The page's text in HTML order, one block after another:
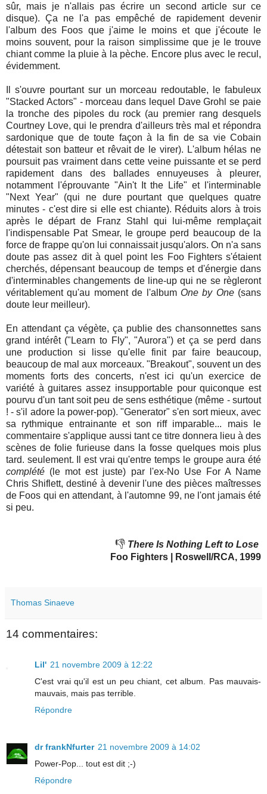
sûr, mais je n'allais pas écrire un second article sur ce
disque). Ça ne l'a pas empêché de rapidement devenir
l'album des Foos que j'aime le moins et que j'écoute le
moins souvent, pour la raison simplissime que je le trouve
chiant comme la pluie à la pèche. Encore plus avec le recul,
évidemment.
Il s'ouvre pourtant sur un morceau redoutable, le fabuleux
"Stacked Actors" - morceau dans lequel Dave Grohl se paie
la tronche des pipoles du rock (au premier rang desquels
Courtney Love, qui le prendra d'ailleurs très mal et répondra
sardonique que de toute façon à la fin de sa vie Cobain
détestait son batteur et rêvait de le virer). L'album hélas ne
poursuit pas vraiment dans cette veine puissante et se perd
rapidement dans des ballades ennuyeuses à pleurer,
notamment l'éprouvante "Ain't It the Life" et l'interminable
"Next Year" (qui ne dure pourtant que quelques quatre
minutes - c'est dire si elle est chiante). Réduits alors à trois
après le départ de Franz Stahl qui lui-même remplaçait
l'indispensable Pat Smear, le groupe perd beaucoup de la
force de frappe qu'on lui connaissait jusqu'alors. On n'a sans
doute pas assez dit à quel point les Foo Fighters s'étaient
cherchés, dépensant beaucoup de temps et d'énergie dans
d'interminables changements de line-up qui ne se règleront
véritablement qu'au moment de l'album One by One(sans
doute leur meilleur).
En attendant ça végète, ça publie des chansonnettes sans
grand intérêt ("Learn to Fly", "Aurora") et ça se perd dans
une production si lisse qu'elle finit par faire beaucoup,
beaucoup de mal aux morceaux. "Breakout", souvent un des
moments forts des concerts, n'est ici qu'un exercice de
variété à guitares assez insupportable pour quiconque est
pourvu d'un tant soit peu de sens esthétique (même - surtout
! - s'il adore la power-pop). "Generator" s'en sort mieux, avec
sa rythmique entrainante et son riff imparable... mais le
commentaire s'applique aussi tant ce titre donnera lieu à des
scènes de folie furieuse dans la fosse quelques mois plus
tard. seulement. Il est vrai qu'entre temps le groupe aura été
complété (le mot est juste) par l'ex-No Use For A Name
Chris Shiflett, destiné à devenir l'une des pièces maîtresses
de Foos qui en attendant, à l'automne 99, ne l'ont jamais été
si peu.
👎 There Is Nothing Left to Lose
Foo Fighters | Roswell/RCA, 1999
Thomas Sinaeve
14 commentaires:
Lil' 21 novembre 2009 à 12:22
C'est vrai qu'il est un peu chiant, cet album. Pas mauvais-
mauvais, mais pas terrible.
Répondre
dr frankNfurter 21 novembre 2009 à 14:02
Power-Pop... tout est dit ;-)
Répondre